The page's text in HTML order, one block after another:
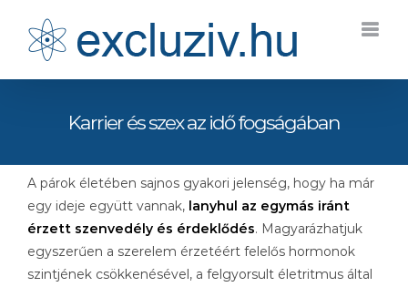
Karrier és szex az idő fogságában
A párok életében sajnos gyakori jelenség, hogy ha már
egy ideje együtt vannak, lanyhul az egymás iránt
érzett szenvedély és érdeklődés. Magyarázhatjuk
egyszerűen a szerelem érzetéért felelős hormonok
szintjének csökkenésével, a felgyorsult életritmus által